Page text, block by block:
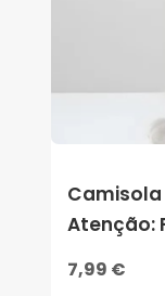
Camisola
Atenção:
7,99 €